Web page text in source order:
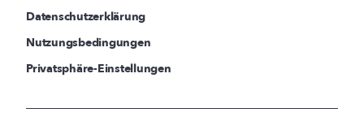
Datenschutzerklärung
Nutzungsbedingungen
Privatsphäre-Einstellungen